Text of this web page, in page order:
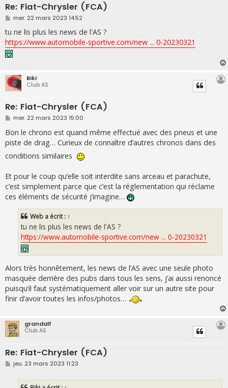
Re: Fiat-Chrysler (FCA)
M
s
s
a
g
e
mer. 22 mars 2023 14:52
tu ne lis plus les news de l'AS ?
https://www.automobile-sportive.com/new ... 0-20230321
Biki
Club AS
Re: Fiat-Chrysler (FCA)
M
s
s
a
e
mer. 22 mars 2023 15:00
Bon le chrono est quand même effectué avec des pneus et une
piste de drag… Curieux de connaître d’autres chronos dans des
conditions similaires
Et pour le coup qu’elle soit interdite sans arceau et parachute,
c’est simplement parce que c’est la réglementation qui réclame
ces éléments de sécurité j’imagine…
Web a écrit : ↑
tu ne lis plus les news de l'AS ?
https://www.automobile-sportive.com/new ... 0-20230321
Alors très honnêtement, les news de l’AS avec une seule photo
masquée derrière des pubs dans tous les sens, j’ai aussi renoncé
puisqu’il faut systématiquement aller voir sur un autre site pour
finir d’avoir toutes les infos/photos…
grandalf
Club AS
Re: Fiat-Chrysler (FCA)
M
e
jeu. 23 mars 2023 11:23